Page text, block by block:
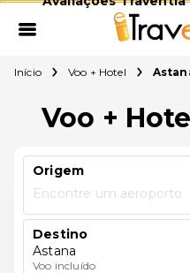
Início Voo + Hotel
Voo +
Origem
Encontre um aeroporto
Destino
Astana
Voo incluído